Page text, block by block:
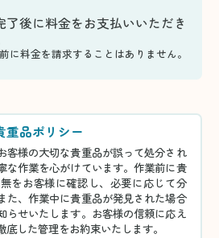
了後に料金をお支払いいただき
に料金を請求することはありません。
重品ポリシー
客様の大切な貴重品が誤って処分され
な作業を心がけています。作業前に貴
をお客様に確認し、必要に応じて分
た、作業中に貴重品が発見された場合
らせいたします。お客様の信頼に応え
した管理をお約束いたします。